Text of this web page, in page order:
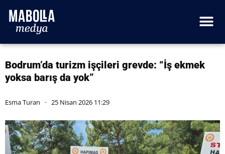
Bodrum’da turizm işçileri grevde: “İş ekmek
yoksa barış da yok”
Esma Turan 25 Nisan 2026 11:29